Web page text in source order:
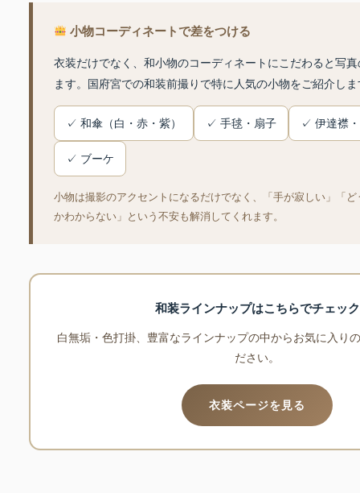
小物コーディネートで差をつける
衣装だけでなく、和小物のコーディネートにこだわると写
ます。国府宮での和装前撮りで特に人気の小物をご紹介し
✓ 和傘（白・赤・紫） ✓ 手毬・扇子 ✓ 伊達襟
✓ ブーケ
小物は撮影のアクセントになるだけでなく、「手が寂しい」「
かわからない」という不安も解消してくれます。
和装ラインナップはこちらでチェック
白無垢・色打掛、豊富なラインナップの中からお気に入り
ださい。
衣装ページを見る